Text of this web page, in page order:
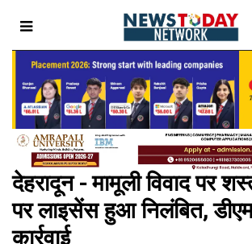
देहरादून - मामूली विवाद पर
पर लाइसेंस हुआ निलंबित,
कार्रवाई